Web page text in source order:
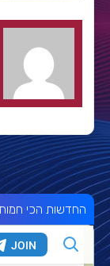
החדשות הכי